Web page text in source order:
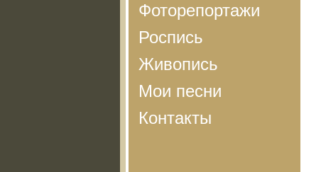
Фоторепортажи
Роспись
Живопись
Мои песни
Контакты